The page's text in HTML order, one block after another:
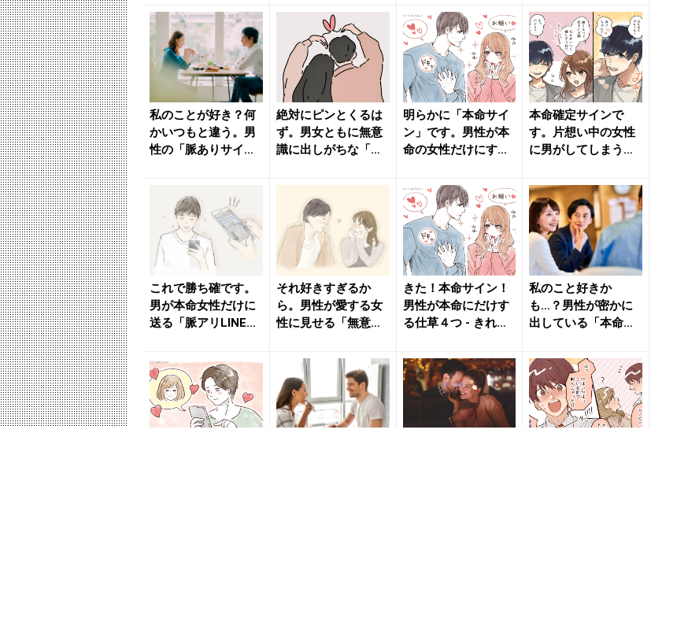
ー...
ュ...
私のことが好き？何
かいつもと違う。男
性の「脈ありサイ
絶対にピンとくるは
ず。男女ともに無意
識に出しがちな「本
のニ...
明らかに「本命サイ
ン」です。男性が本
命の女性だけにする
ース...
本命確定サインで
す。片想い中の女性
に男がしてしまう
れいのニ...
これで勝ち確です。
男が本命女性だけに
送る「脈アリLINE」
それ好きすぎるか
ら。男性が愛する女
性に見せる「無意識
ュース...
きた！本命サイン！
男性が本命にだけす
る仕草４つ - きれい
t...
私のこと好きか
も…？男性が密かに
出している「本命確
のニュー...